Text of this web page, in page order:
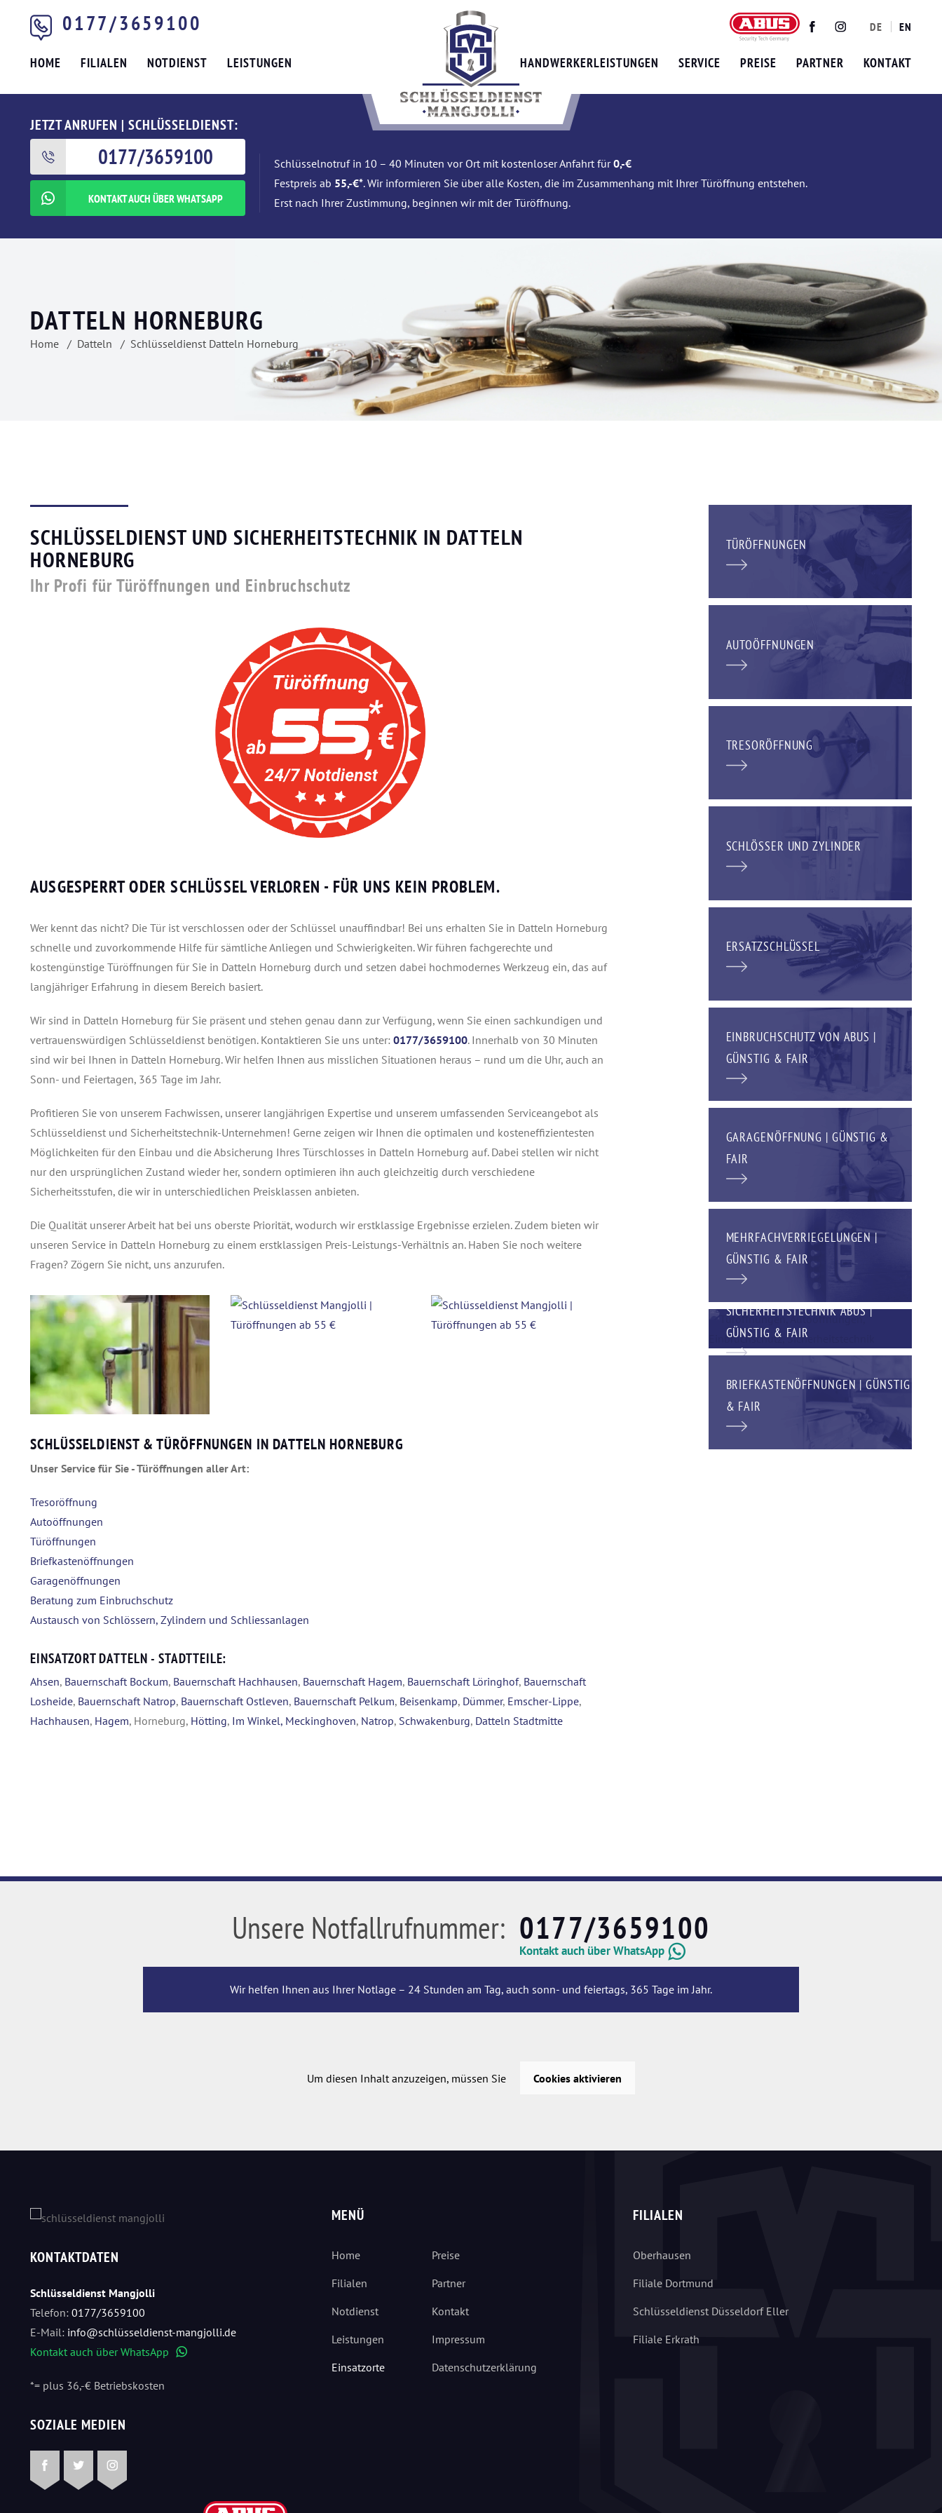
0177/3659100 TwitterFacebookInstagram
DE EN
HOME FILIALEN NOTDIENST LEISTUNGEN HANDWERKERLEISTUNGEN SERVICE PREISE PARTNER KONTAKT
JETZT ANRUFEN | SCHLÜSSELDIENST:
0177/3659100
KONTAKT AUCH ÜBER WHATSAPP
Schlüsselnotruf in 10 – 40 Minuten vor Ort mit kostenloser Anfahrt für0,-€
Festpreis ab 55,-€*. Wir informieren Sie über alle Kosten, die im Zusammenhang mit Ihrer Türöffnung entstehen.
Erst nach Ihrer Zustimmung, beginnen wir mit der Türöffnung.
DATTELN HORNEBURG
Home Datteln Schlüsseldienst Datteln Horneburg
SCHLÜSSELDIENST UND SICHERHEITSTECHNIK IN DATTELN
HORNEBURG
Ihr Profi für Türöffnungen und Einbruchschutz
AUSGESPERRT ODER SCHLÜSSEL VERLOREN - FÜR UNS KEIN PROBLEM.
Wer kennt das nicht? Die Tür ist verschlossen oder der Schlüssel unauffindbar! Bei uns erhalten Sie in Datteln Horneburg
schnelle und zuvorkommende Hilfe für sämtliche Anliegen und Schwierigkeiten. Wir führen fachgerechte und
kostengünstige Türöffnungen für Sie in Datteln Horneburg durch und setzen dabei hochmodernes Werkzeug ein, das auf
langjähriger Erfahrung in diesem Bereich basiert.
Wir sind in Datteln Horneburg für Sie präsent und stehen genau dann zur Verfügung, wenn Sie einen sachkundigen und
vertrauenswürdigen Schlüsseldienst benötigen. Kontaktieren Sie uns unter: 0177/3659100. Innerhalb von 30 Minuten
sind wir bei Ihnen in Datteln Horneburg. Wir helfen Ihnen aus misslichen Situationen heraus – rund um die Uhr, auch an
Sonn- und Feiertagen, 365 Tage im Jahr.
Profitieren Sie von unserem Fachwissen, unserer langjährigen Expertise und unserem umfassenden Serviceangebot als
Schlüsseldienst und Sicherheitstechnik-Unternehmen! Gerne zeigen wir Ihnen die optimalen und kosteneffizientesten
Möglichkeiten für den Einbau und die Absicherung Ihres Türschlosses in Datteln Horneburg auf. Dabei stellen wir nicht
nur den ursprünglichen Zustand wieder her, sondern optimieren ihn auch gleichzeitig durch verschiedene
Sicherheitsstufen, die wir in unterschiedlichen Preisklassen anbieten.
Die Qualität unserer Arbeit hat bei uns oberste Priorität, wodurch wir erstklassige Ergebnisse erzielen. Zudem bieten wir
unseren Service in Datteln Horneburg zu einem erstklassigen Preis-Leistungs-Verhältnis an. Haben Sie noch weitere
Fragen? Zögern Sie nicht, uns anzurufen.
SCHLÜSSELDIENST & TÜRÖFFNUNGEN IN DATTELN HORNEBURG
Unser Service für Sie - Türöffnungen aller Art:
Tresoröffnung
Autoöffnungen
Türöffnungen
Briefkastenöffnungen
Garagenöffnungen
Beratung zum Einbruchschutz
Austausch von Schlössern, Zylindern und Schliessanlagen
EINSATZORT DATTELN - STADTTEILE:
Ahsen, Bauernschaft Bockum, Bauernschaft Hachhausen, Bauernschaft Hagem, Bauernschaft Löringhof, Bauernschaft
Losheide, Bauernschaft Natrop, Bauernschaft Ostleven, Bauernschaft Pelkum, Beisenkamp, Dümmer, Emscher-Lippe,
Hachhausen, Hagem, Horneburg, Hötting, Im Winkel, Meckinghoven, Natrop, Schwakenburg, Datteln Stadtmitte
TÜRÖFFNUNGEN
AUTOÖFFNUNGEN
TRESORÖFFNUNG
SCHLÖSSER UND ZYLINDER
ERSATZSCHLÜSSEL
EINBRUCHSCHUTZ VON ABUS |
GÜNSTIG & FAIR
GARAGENÖFFNUNG | GÜNSTIG &
FAIR
MEHRFACHVERRIEGELUNGEN |
GÜNSTIG & FAIR
SICHERHEITSTECHNIK ABUS |
GÜNSTIG & FAIR
BRIEFKASTENÖFFNUNGEN | GÜNSTIG
& FAIR
Unsere Notfallrufnummer: 0177/3659100
Kontakt auch über WhatsApp
Wir helfen Ihnen aus Ihrer Notlage – 24 Stunden am Tag, auch sonn- und feiertags, 365 Tage im Jahr.
Um diesen Inhalt anzuzeigen, müssen Sie Cookies aktivieren
KONTAKTDATEN
Schlüsseldienst Mangjolli
Telefon: 0177/3659100
E-Mail: info@schlüsseldienst-mangjolli.de
Kontakt auch über WhatsApp
*= plus 36,-€ Betriebskosten
MENÜ
Home
Filialen
Notdienst
Leistungen
Einsatzorte
Preise
Partner
Kontakt
Impressum
Datenschutzerklärung
FILIALEN
Oberhausen
Filiale Dortmund
Schlüsseldienst Düsseldorf Eller
Filiale Erkrath
SOZIALE MEDIEN
FacebookTwitterInstagram